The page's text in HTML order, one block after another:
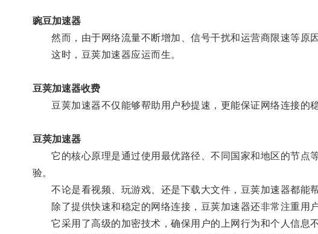
豌豆加速器
然而，由于网络流量不断增加、信号干扰和运营商限速等原
这时，豆荚加速器应运而生。
豆荚加速器收费
豆荚加速器不仅能够帮助用户秒提速，更能保证网络连接的稳
豆荚加速器
它的核心原理是通过使用最优路径、不同国家和地区的节点
验。
不论是看视频、玩游戏、还是下载大文件，豆荚加速器都能帮
除了提供快速和稳定的网络连接，豆荚加速器还非常注重用户
它采用了高级的加密技术，确保用户的上网行为和个人信息不